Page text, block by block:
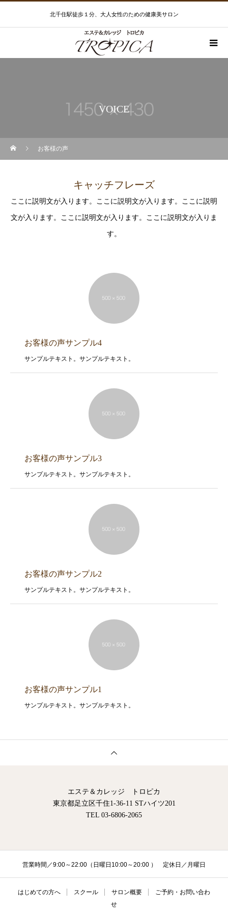
北千住駅徒歩１分、大人女性のための健康美サロン
VOICE
お客様の声
キャッチフレーズ
ここに説明文が入ります。ここに説明文が入ります。ここに説明
文が入ります。ここに説明文が入ります。ここに説明文が入りま
す。
お客様の声サンプル4
サンプルテキスト。サンプルテキスト。
お客様の声サンプル3
サンプルテキスト。サンプルテキスト。
お客様の声サンプル2
サンプルテキスト。サンプルテキスト。
お客様の声サンプル1
サンプルテキスト。サンプルテキスト。
エステ＆カレッジ トロピカ
東京都足立区千住1-36-11 STハイツ201
TEL 03-6806-2065
営業時間／9:00～22:00（日曜日10:00～20:00 ） 定休日／月曜日
はじめての方へ スクール サロン概要
ご予約・お問い合わ
せ